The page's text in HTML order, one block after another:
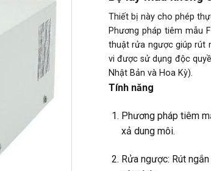
Thiết bị này cho phép
Phương pháp tiêm mẫu
thuật rửa ngược giúp rút
vi được sử dụng độc
Nhật Bản và Hoa Kỳ).
Tính năng
Phương pháp tiêm
xả dung môi.
Rửa ngược: Rút